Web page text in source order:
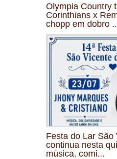
Olympia Country
Corinthians x
chopp em dobro
Festa do Lar São
continua nesta
música, comi...